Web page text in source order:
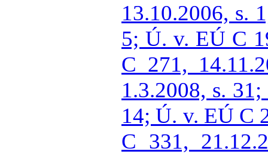
13.10.2006, s.
5; Ú. v. EÚ C
C 271,
1.3.2008, s.
14; Ú. v. EÚ C
C 331,